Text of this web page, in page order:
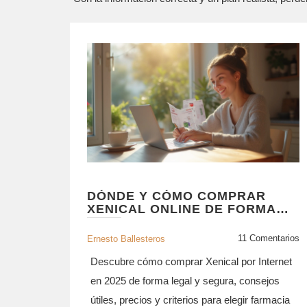
DÓNDE Y CÓMO COMPRAR
XENICAL ONLINE DE FORMA
SEGURA EN 2025
Ernesto Ballesteros 11 Comentarios
Descubre cómo comprar Xenical por Internet
en 2025 de forma legal y segura, consejos
útiles, precios y criterios para elegir farmacia